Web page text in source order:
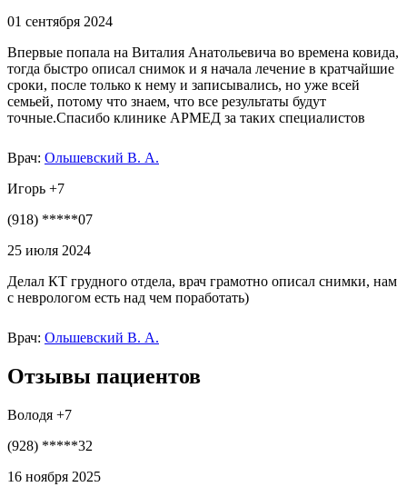
01 сентября 2024
Впервые попала на Виталия Анатольевича во времена ковида,
тогда быстро описал снимок и я начала лечение в кратчайшие
сроки, после только к нему и записывались, но уже всей
семьей, потому что знаем, что все результаты будут
точные.Спасибо клинике АРМЕД за таких специалистов
Врач: Ольшевский В. А.
Игорь +7
(918) *****07
25 июля 2024
Делал КТ грудного отдела, врач грамотно описал снимки, нам
с неврологом есть над чем поработать)
Врач: Ольшевский В. А.
Отзывы пациентов
Володя +7
(928) *****32
16 ноября 2025